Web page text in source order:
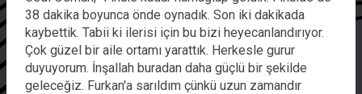
38 dakika boyunca önde oynadık. Son iki dakikada
kaybettik. Tabii ki ilerisi için bu bizi heyecanlandırıyor.
Çok güzel bir aile ortamı yarattık. Herkesle gurur
duyuyorum. İnşallah buradan daha güçlü bir şekilde
geleceğiz. Furkan'a sarıldım çünkü uzun zamandır